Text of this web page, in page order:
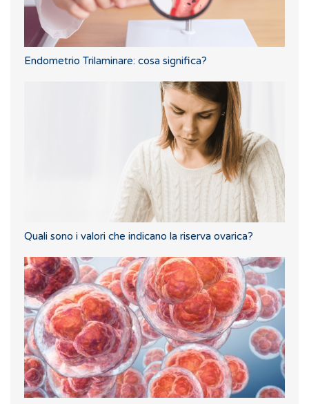
Endometrio Trilaminare: cosa significa?
Quali sono i valori che indicano la riserva ovarica?